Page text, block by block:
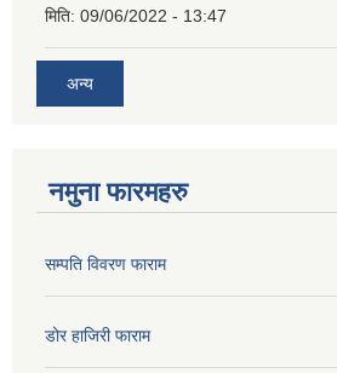
मिति: 09/06/2022 - 13:47
अन्य
नमुना फारमहरु
सम्पति विवरण फाराम
डोर हाजिरी फाराम